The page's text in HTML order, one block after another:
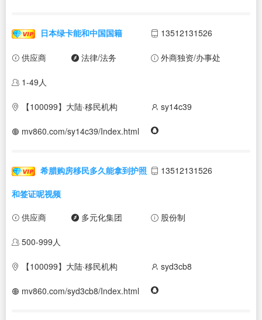
日本绿卡能和中国国籍 13512131526
供应商 法律/法务 外商独资/办事处
1-49人
【100099】大陆·移民机构 sy14c39
mv860.com/sy14c39/Index.html
希腊购房移民多久能拿到护照
和签证呢视频
13512131526
供应商 多元化集团 股份制
500-999人
【100099】大陆·移民机构 syd3cb8
mv860.com/syd3cb8/Index.html